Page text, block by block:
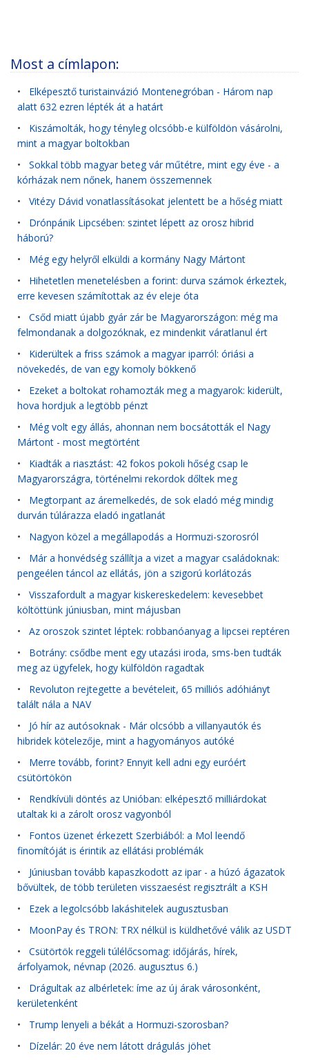
Most a címlapon:
• Elképesztő turistainvázió Montenegróban - Három nap
alatt 632 ezren lépték át a határt
• Kiszámolták, hogy tényleg olcsóbb-e külföldön vásárolni,
mint a magyar boltokban
• Sokkal több magyar beteg vár műtétre, mint egy éve - a
kórházak nem nőnek, hanem összemennek
• Vitézy Dávid vonatlassításokat jelentett be a hőség miatt
• Drónpánik Lipcsében: szintet lépett az orosz hibrid
háború?
• Még egy helyről elküldi a kormány Nagy Mártont
• Hihetetlen menetelésben a forint: durva számok érkeztek,
erre kevesen számítottak az év eleje óta
• Csőd miatt újabb gyár zár be Magyarországon: még ma
felmondanak a dolgozóknak, ez mindenkit váratlanul ért
• Kiderültek a friss számok a magyar iparról: óriási a
növekedés, de van egy komoly bökkenő
• Ezeket a boltokat rohamozták meg a magyarok: kiderült,
hova hordjuk a legtöbb pénzt
• Még volt egy állás, ahonnan nem bocsátották el Nagy
Mártont - most megtörtént
• Kiadták a riasztást: 42 fokos pokoli hőség csap le
Magyarországra, történelmi rekordok dőltek meg
• Megtorpant az áremelkedés, de sok eladó még mindig
durván túlárazza eladó ingatlanát
• Nagyon közel a megállapodás a Hormuzi-szorosról
• Már a honvédség szállítja a vizet a magyar családoknak:
pengeélen táncol az ellátás, jön a szigorú korlátozás
• Visszafordult a magyar kiskereskedelem: kevesebbet
költöttünk júniusban, mint májusban
• Az oroszok szintet léptek: robbanóanyag a lipcsei reptéren
• Botrány: csődbe ment egy utazási iroda, sms-ben tudták
meg az ügyfelek, hogy külföldön ragadtak
• Revoluton rejtegette a bevételeit, 65 milliós adóhiányt
talált nála a NAV
• Jó hír az autósoknak - Már olcsóbb a villanyautók és
hibridek kötelezője, mint a hagyományos autóké
• Merre tovább, forint? Ennyit kell adni egy euróért
csütörtökön
• Rendkívüli döntés az Unióban: elképesztő milliárdokat
utaltak ki a zárolt orosz vagyonból
• Fontos üzenet érkezett Szerbiából: a Mol leendő
finomítóját is érintik az ellátási problémák
• Júniusban tovább kapaszkodott az ipar - a húzó ágazatok
bővültek, de több területen visszaesést regisztrált a KSH
• Ezek a legolcsóbb lakáshitelek augusztusban
• MoonPay és TRON: TRX nélkül is küldhetővé válik az USDT
• Csütörtök reggeli túlélőcsomag: időjárás, hírek,
árfolyamok, névnap (2026. augusztus 6.)
• Drágultak az albérletek: íme az új árak városonként,
kerületenként
• Trump lenyeli a békát a Hormuzi-szorosban?
• Dízelár: 20 éve nem látott drágulás jöhet